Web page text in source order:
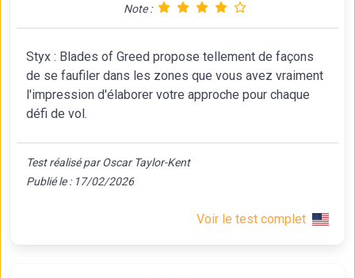
Note :
Styx : Blades of Greed propose tellement de façons
de se faufiler dans les zones que vous avez vraiment
l'impression d'élaborer votre approche pour chaque
défi de vol.
Test réalisé par Oscar Taylor-Kent
Publié le : 17/02/2026
Voir le test complet